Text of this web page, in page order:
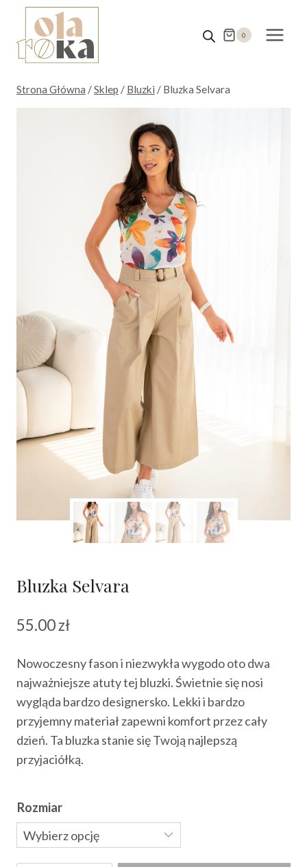
Przejdź
treści
0
Strona Główna /Sklep / Bluzki / Bluzka Selvara
Bluzka Selvara
55.00zł
Nowoczesny fason i niezwykła wygodo oto dwa
najważniejsze atuty tej bluzki. Świetnie się nosi
wygląda bardzo designersko. Lekki i bardzo
przyjemny materiał zapewni komfort przez cały
dzień. Ta bluzka stanie się Twoją najlepszą
przyjaciółką.
Rozmiar